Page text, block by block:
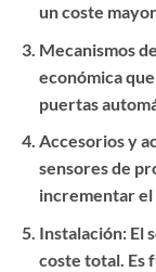
un coste
Mecanismos
económica
puertas
Accesorios y
sensores de
incrementar el
Instalación: El
coste total. Es